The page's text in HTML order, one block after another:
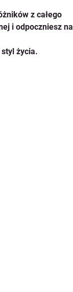
z całego
i odpoczniesz na
życia.